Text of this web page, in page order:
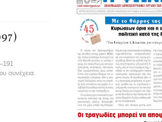
–191
συνέχεια.